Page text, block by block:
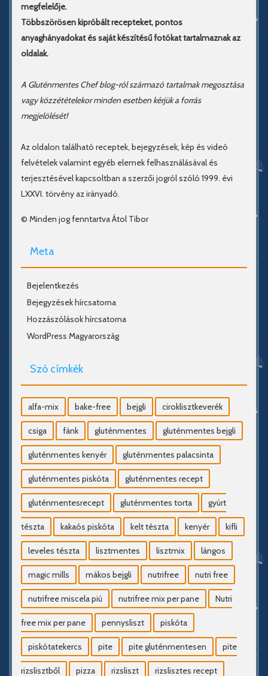
megfelelője.
Többszörösen kipróbált recepteket, pontos
anyaghányadokat és saját készítésű fotókat tartalmaznak az
oldalak.
A Gluténmentes Chef blog-ról származó tartalmak megosztása
vagy közzétételekor minden esetben kérjük a forrás
megjelölését!
Az oldalon található receptek, bejegyzések, kép és videó
felvételek valamint egyéb elemek felhasználásával és
terjesztésével kapcsoltban a szerzői jogról szóló 1999. évi
LXXVI. törvény az irányadó.
© Minden jog fenntartva Átol Tibor
Meta
Bejelentkezés
Bejegyzések hírcsatorna
Hozzászólások hírcsatorna
WordPress Magyarország
Szó címkék
alfa-mix bake-free bejgli ciroklisztkeverék
csiga fánk gluténmentes gluténmentes bejgli
gluténmentes kenyér gluténmentes palacsinta
gluténmentes piskóta gluténmentes recept
gluténmentesrecept gluténmentes torta gyúrt
tészta kakaós piskóta kelt tészta kenyér kifli
leveles tészta lisztmentes lisztmix lángos
magic mills mákos bejgli nutrifree nutri free
nutrifree miscela piú nutrifree mix per pane Nutri
free mix per pane pennysliszt piskóta
piskótatekercs pite pite gluténmentesen pite
rizslisztből pizza rizsliszt rizslisztes recept